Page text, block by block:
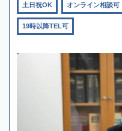
土日祝OK オンライン相談可
19時以降TEL可